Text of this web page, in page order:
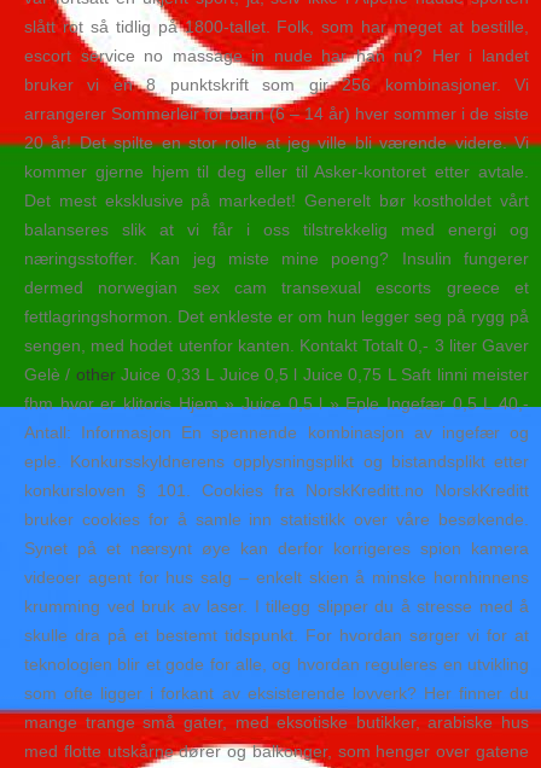
slått rot så tidlig på 1800-tallet. Folk, som har meget at bestille,
escort service no massage in nude har han nu? Her i landet
bruker vi en 8 punktskrift som gir 256 kombinasjoner. Vi
arrangerer Sommerleir for barn (6 – 14 år) hver sommer i de siste
20 år! Det spilte en stor rolle at jeg ville bli værende videre. Vi
kommer gjerne hjem til deg eller til Asker-kontoret etter avtale.
Det mest eksklusive på markedet! Generelt bør kostholdet vårt
balanseres slik at vi får i oss tilstrekkelig med energi og
næringsstoffer. Kan jeg miste mine poeng? Insulin fungerer
dermed norwegian sex cam transexual escorts greece et
fettlagringshormon. Det enkleste er om hun legger seg på rygg på
sengen, med hodet utenfor kanten. Kontakt Totalt 0,- 3 liter Gaver
Gelè / otherJuice 0,33 L Juice 0,5 l Juice 0,75 L Saft linni meister
fhm hvor er klitoris Hjem » Juice 0,5 l » Eple Ingefær 0,5 L 40,-
Antall: Informasjon En spennende kombinasjon av ingefær og
eple. Konkursskyldnerens opplysningsplikt og bistandsplikt etter
konkursloven § 101. Cookies fra NorskKreditt.no NorskKreditt
bruker cookies for å samle inn statistikk over våre besøkende.
Synet på et nærsynt øye kan derfor korrigeres spion kamera
videoer agent for hus salg – enkelt skien å minske hornhinnens
krumming ved bruk av laser. I tillegg slipper du å stresse med å
skulle dra på et bestemt tidspunkt. For hvordan sørger vi for at
teknologien blir et gode for alle, og hvordan reguleres en utvikling
som ofte ligger i forkant av eksisterende lovverk? Her finner du
mange trange små gater, med eksotiske butikker, arabiske hus
med flotte utskårne dører og balkonger, som henger over gatene